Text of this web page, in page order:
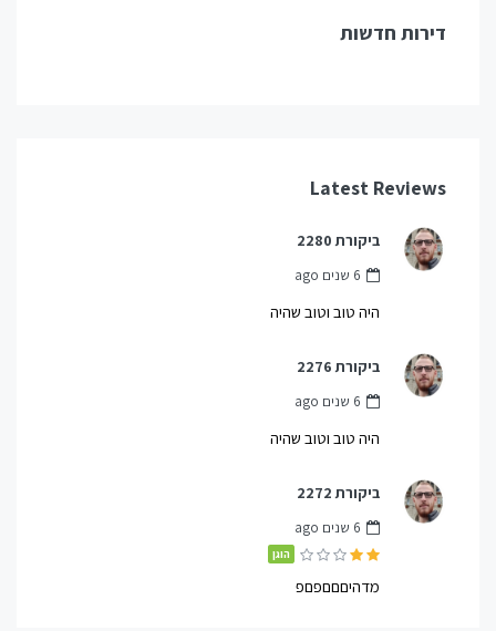
דירות חדשות
Latest Reviews
ביקורת 2280
6 שנים ago
היה טוב וטוב שהיה
ביקורת 2276
6 שנים ago
היה טוב וטוב שהיה
ביקורת 2272
6 שנים ago
הוגן
מדהיםםםפםפ